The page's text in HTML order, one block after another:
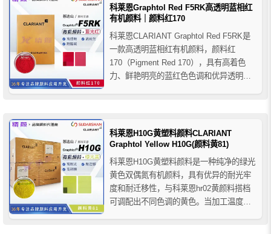
科莱恩Graphtol Red F5RK高透明蓝相红
有机颜料｜颜料红170
科莱恩CLARIANT Graphtol Red F5RK是
一款高透明蓝相红有机颜料，颜料红
170（Pigment Red 170），具有高着色
力、鲜艳明亮的蓝红色色调和优异透明性
科莱恩H10G黄塑料颜料CLARIANT
Graphtol Yellow H10G(颜料黄81)
科莱恩H10G黄塑料颜料是一种纯净的绿光
黄色双偶氮有机颜料，具有优异的耐光牢
度和耐迁移性，与科莱恩hr02黄颜料搭档
可调配出不同色调的黄色。当加工温度超